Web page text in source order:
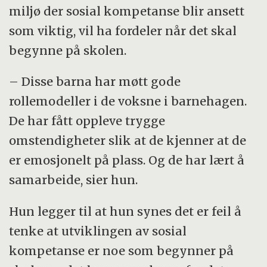
miljø der sosial kompetanse blir ansett
som viktig, vil ha fordeler når det skal
begynne på skolen.
– Disse barna har møtt gode
rollemodeller i de voksne i barnehagen.
De har fått oppleve trygge
omstendigheter slik at de kjenner at de
er emosjonelt på plass. Og de har lært å
samarbeide, sier hun.
Hun legger til at hun synes det er feil å
tenke at utviklingen av sosial
kompetanse er noe som begynner på